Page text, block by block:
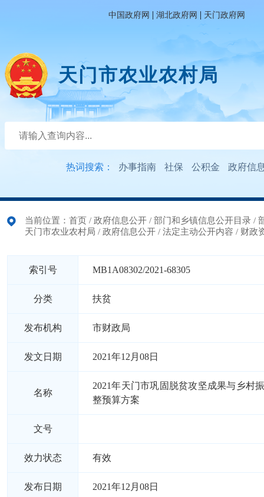
中国政府网 | 湖北政府网 | 天门政府网
天门市农业农村局
热词搜索： 办事指南 社保 公积金 政府信
当前位置： 首页 / 政府信息公开 / 部门和乡镇信息公开目录 /
天门市农业农村局 / 政府信息公开 / 法定主动公开内容 / 财政
索引号 MB1A08302/2021-68305
分类 扶贫
发布机构 市财政局
发文日期 2021年12月08日
名称
2021年天门市巩固脱贫攻坚成果与乡村
整预算方案
文号
效力状态 有效
发布日期 2021年12月08日